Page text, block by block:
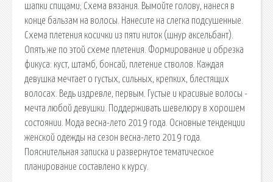
шапки спицами; Схема вязания. Вымойте голову, нанеся в
конце бальзам на волосы. Нанесите на слегка подсушенные.
Схема плетения косички из пяти ниток (шнур аксельбант).
Опять же по этой схеме плетения. Формирование и обрезка
фикуса: куст, штамб, бонсай, плетение стволов. Каждая
девушка мечтает о густых, сильных, крепких, блестящих
волосах. Ведь издревле, первым. Густые и красивые волосы -
мечта любой девушки. Поддерживать шевелюру в хорошем
состоянии. Мода весна-лето 2019 года. Основные тенденции
женской одежды на сезон весна-лето 2019 года.
Пояснительная записка и развернутое тематическое
планирование составлено к курсу.